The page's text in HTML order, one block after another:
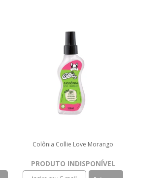
Colônia Collie Love Morango
PRODUTO INDISPONÍVEL